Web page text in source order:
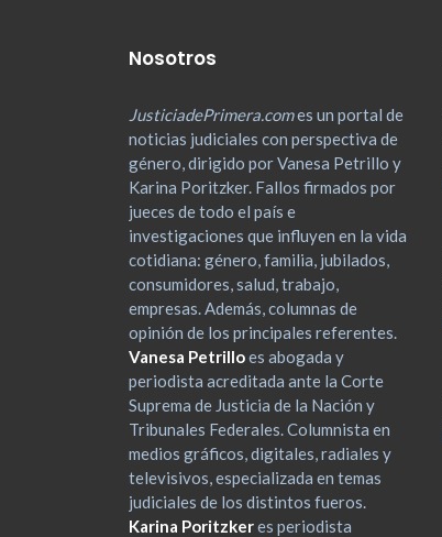
Nosotros
JusticiadePrimera.comes un portal de
noticias judiciales con perspectiva de
género, dirigido por Vanesa Petrillo y
Karina Poritzker. Fallos firmados por
jueces de todo el país e
investigaciones que influyen en la vida
cotidiana: género, familia, jubilados,
consumidores, salud, trabajo,
empresas. Además, columnas de
opinión de los principales referentes.
Vanesa Petrilloes abogada y
periodista acreditada ante la Corte
Suprema de Justicia de la Nación y
Tribunales Federales. Columnista en
medios gráficos, digitales, radiales y
televisivos, especializada en temas
judiciales de los distintos fueros.
Karina Poritzkeres periodista